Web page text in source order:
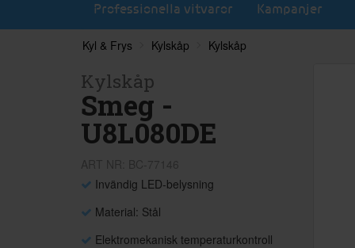
Professionella vitvaror Kampanjer
Kyl & Frys Kylskåp Kylskåp
Kylskåp
Smeg -
U8L080DE
Invändig LED-belysning
Material: Stål
Elektromekanisk temperaturkontroll